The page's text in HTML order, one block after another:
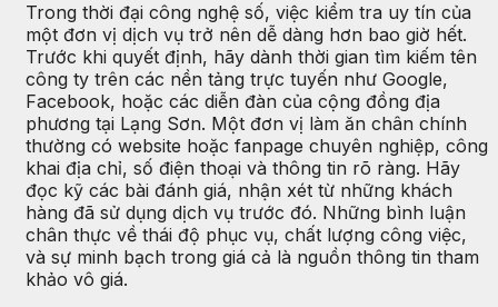
Trong thời đại công nghệ số, việc kiểm tra uy tín của
một đơn vị dịch vụ trở nên dễ dàng hơn bao giờ hết.
Trước khi quyết định, hãy dành thời gian tìm kiếm tên
công ty trên các nền tảng trực tuyến như Google,
Facebook, hoặc các diễn đàn của cộng đồng địa
phương tại Lạng Sơn. Một đơn vị làm ăn chân chính
thường có website hoặc fanpage chuyên nghiệp, công
khai địa chỉ, số điện thoại và thông tin rõ ràng. Hãy
đọc kỹ các bài đánh giá, nhận xét từ những khách
hàng đã sử dụng dịch vụ trước đó. Những bình luận
chân thực về thái độ phục vụ, chất lượng công việc,
và sự minh bạch trong giá cả là nguồn thông tin tham
khảo vô giá.